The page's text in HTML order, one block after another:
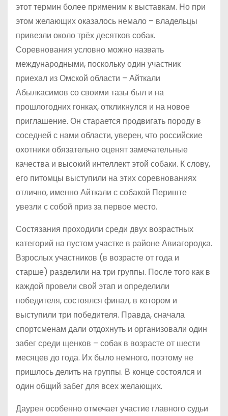
этот термин более применим к выставкам. Но при
этом желающих оказалось немало – владельцы
привезли около трёх десятков собак.
Соревнования условно можно назвать
международными, поскольку один участник
приехал из Омской области – Айткали
Абылкасимов со своими тазы был и на
прошлогодних гонках, откликнулся и на новое
приглашение. Он старается продвигать породу в
соседней с нами области, уверен, что российские
охотники обязательно оценят замечательные
качества и высокий интеллект этой собаки. К слову,
его питомцы выступили на этих соревнованиях
отлично, именно Айткали с собакой Периште
увезли с собой приз за первое место.
Состязания проходили среди двух возрастных
категорий на пустом участке в районе Авиагородка.
Взрослых участников (в возрасте от года и
старше) разделили на три группы. После того как в
каждой провели свой этап и определили
победителя, состоялся финал, в котором и
выступили три победителя. Правда, сначала
спортсменам дали отдохнуть и организовали один
забег среди щенков – собак в возрасте от шести
месяцев до года. Их было немного, поэтому не
пришлось делить на группы. В конце состоялся и
один общий забег для всех желающих.
Даурен особенно отмечает участие главного судьи